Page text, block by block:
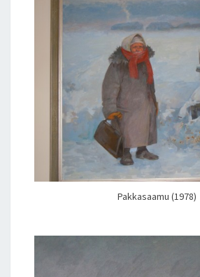
Pakkasaamu (1978)